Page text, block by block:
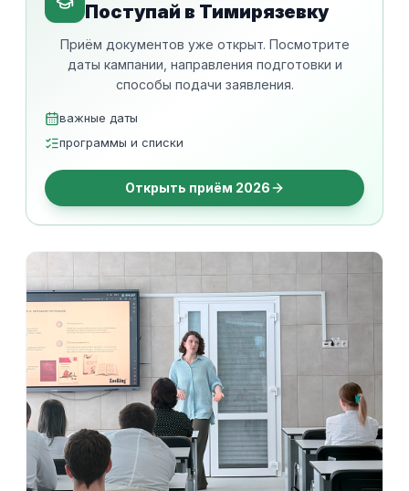
Поступай в Тимирязевку
Приём документов уже открыт. Посмотрите
даты кампании, направления подготовки и
способы подачи заявления.
важные даты
программы и списки
Открыть приём 2026